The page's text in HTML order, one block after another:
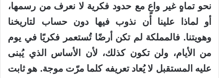
نحو تماهٍ غير واعٍ مع حدود فكرية لا نعرف من رسمها،
أو لماذا علينا أن نذوب فيها دون حساب لتاريخنا
وهويتنا. فالمملكة لم تكن أرضًا تُستعمر فكريًا في يوم
من الأيام، ولن تكون كذلك، لأن الأساس الذي يُبنى
عليه المستقبل لا يُعاد تعريفه كلما مرّت موجة. هو ثابت